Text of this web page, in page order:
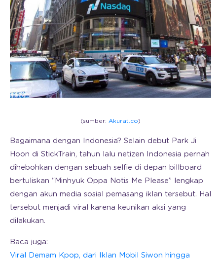
(sumber: Akurat.co)
Bagaimana dengan Indonesia? Selain debut Park Ji
Hoon di StickTrain, tahun lalu netizen Indonesia pernah
dihebohkan dengan sebuah selfie di depan billboard
bertuliskan “Minhyuk Oppa Notis Me Please” lengkap
dengan akun media sosial pemasang iklan tersebut. Hal
tersebut menjadi viral karena keunikan aksi yang
dilakukan.
Baca juga:
Viral Demam Kpop, dari Iklan Mobil Siwon hingga